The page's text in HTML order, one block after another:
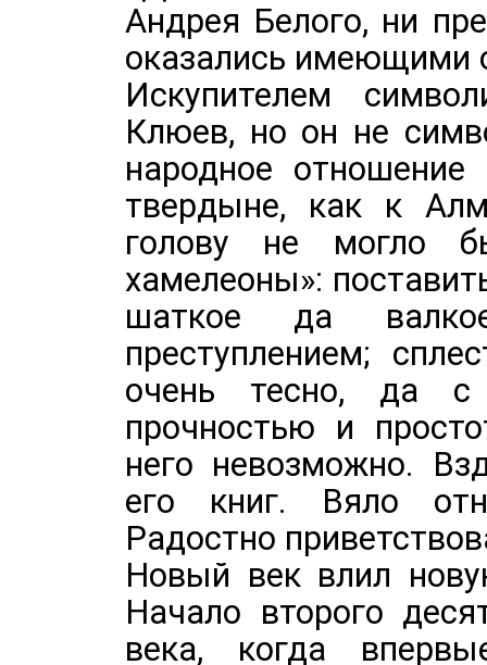
Андрея Белого, ни
оказались имеющими
Искупителем
Клюев, но он не
народное
твердыне, как к
голову не могло
хамелеоны»:
шаткое да
преступлением;
очень тесно, да
прочностью и
него невозможно.
его книг. Вяло
Радостно
Новый век влил
Начало второго
века, когда